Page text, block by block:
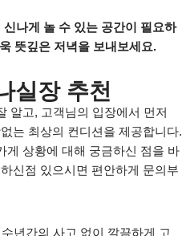
나게 놀 수 있는 공간이 필요하
뜻깊은 저녁을 보내보세요.
실장 추천
알고, 고객님의 입장에서 먼저
는 최상의 컨디션을 제공합니다.
게 상황에 대해 궁금하신 점을 바
신점 있으시면 편안하게 문의부
년간의 사고 없이 깔끔하게 고